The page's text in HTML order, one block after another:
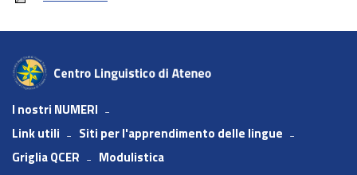
I nostri NUMERI
Link utili
Siti per l'apprendimento delle lingue
Griglia QCER
Modulistica